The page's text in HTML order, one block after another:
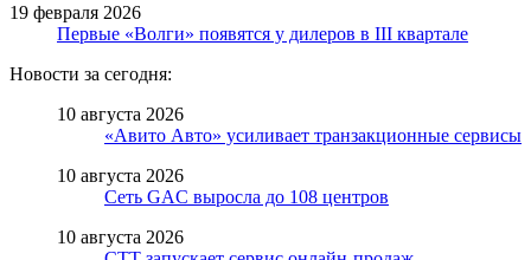
19 февраля 2026
Первые «Волги» появятся у дилеров в III квартале
Новости за сегодня:
10 августа 2026
«Авито Авто» усиливает транзакционные сервисы
10 августа 2026
Сеть GAC выросла до 108 центров
10 августа 2026